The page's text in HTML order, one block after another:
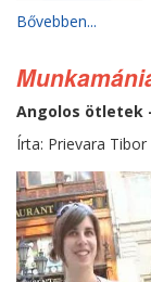
Bővebben...
Angolos ötletek
Írta: Prievara Tibor